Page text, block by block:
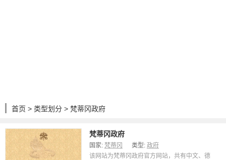
首页 > 类型划分 > 梵蒂冈政府
梵蒂冈政府
国家: 梵蒂冈 类型: 政府
该网站为梵蒂冈政府官方网站，共有中文、德